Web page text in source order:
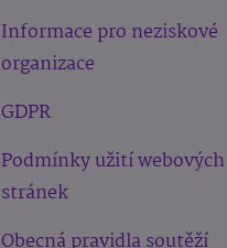
Informace pro neziskové
organizace
GDPR
Podmínky užití webových
stránek
Obecná pravidla soutěží